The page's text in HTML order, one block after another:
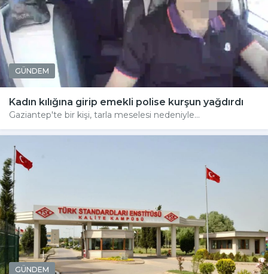
GÜNDEM
Kadın kılığına girip emekli polise kurşun yağdırdı
Gaziantep'te bir kişi, tarla meselesi nedeniyle...
GÜNDEM